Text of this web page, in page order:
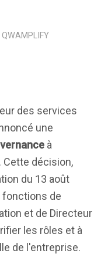
des services
une
à
Cette décision,
du 13 août
fonctions de
et de Directeur
les rôles et à
de l'entreprise.